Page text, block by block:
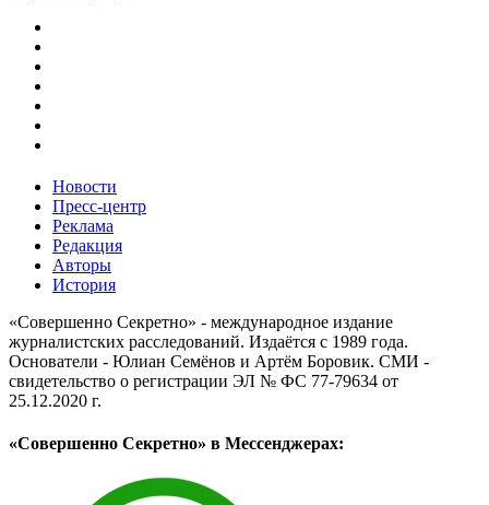
Новости
Пресс-центр
Реклама
Редакция
Авторы
История
«Совершенно Секретно» - международное издание
журналистских расследований. Издаётся с 1989 года.
Основатели - Юлиан Семёнов и Артём Боровик. CМИ -
свидетельство о регистрации ЭЛ № ФС 77-79634 от
25.12.2020 г.
«Совершенно Секретно» в Мессенджерах: